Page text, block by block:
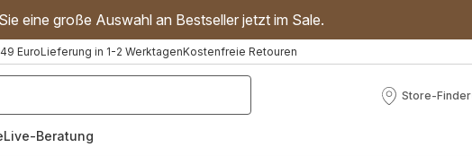
eine große Auswahl an Bestseller jetzt im Sale.
EuroLieferung in 1-2 WerktagenKostenfreie Retouren
Store-Finder
Store-
Live-Beratung